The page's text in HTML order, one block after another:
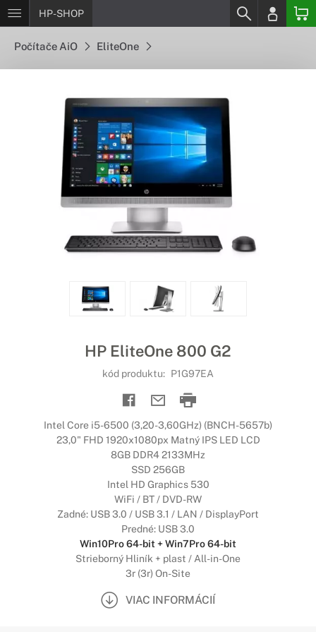
HP-SHOP
Počítače AiO EliteOne
HP EliteOne 800 G2
kód produktu: P1G97EA
Intel Core i5-6500 (3,20-3,60GHz) (BNCH-5657b)
23,0" FHD 1920x1080px Matný IPS LED LCD
8GB DDR4 2133MHz
SSD 256GB
Intel HD Graphics 530
WiFi / BT / DVD-RW
Zadné: USB 3.0 / USB 3.1 / LAN / DisplayPort
Predné: USB 3.0
Win10Pro 64-bit + Win7Pro 64-bit
Strieborný Hliník + plast / All-in-One
3r (3r) On-Site
VIAC INFORMÁCIÍ